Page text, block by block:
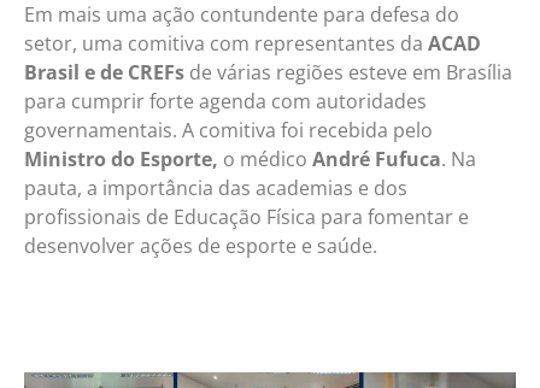
Em mais uma ação contundente para defesa do
setor, uma comitiva com representantes da ACAD
Brasil e de CREFs de várias regiões esteve em Brasília
para cumprir forte agenda com autoridades
governamentais. A comitiva foi recebida pelo
Ministro do Esporte, o médico André Fufuca. Na
pauta, a importância das academias e dos
profissionais de Educação Física para fomentar e
desenvolver ações de esporte e saúde.